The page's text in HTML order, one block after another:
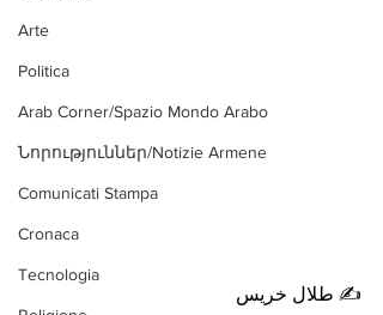
Arte
Politica
Arab Corner/Spazio Mondo Arabo
Նորություններ/Notizie Armene
Comunicati Stampa
Cronaca
Tecnologia
✍️ طلال خريس